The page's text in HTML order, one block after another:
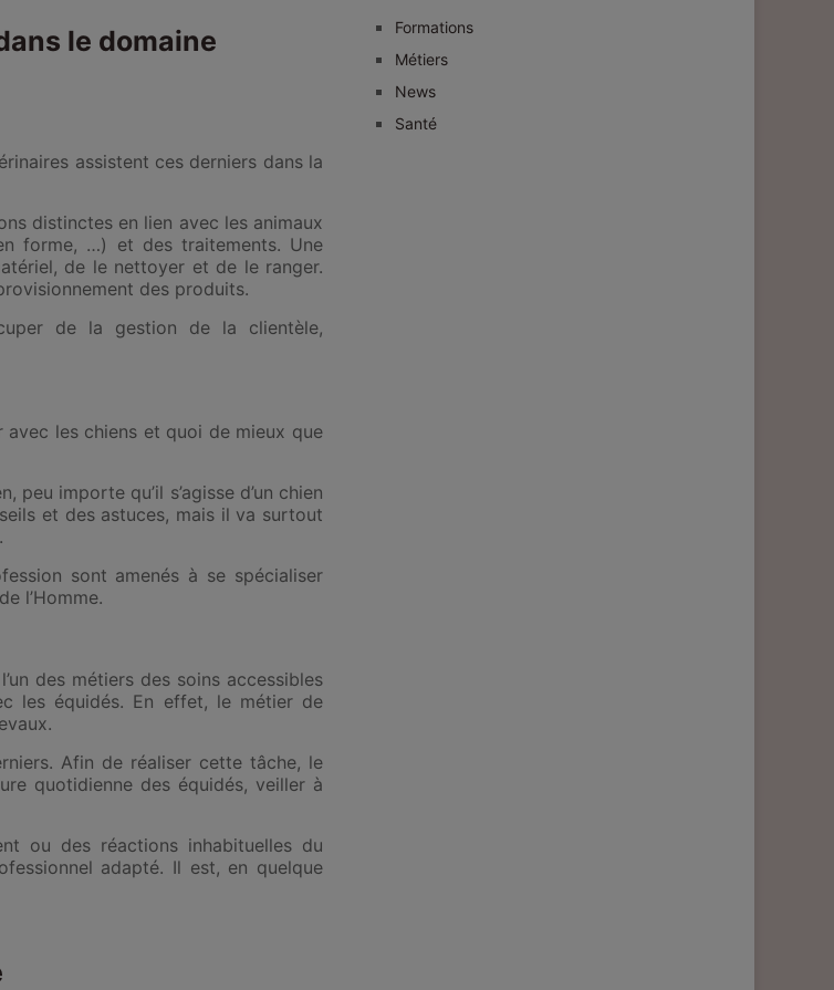
le domaine
assistent ces derniers dans la
distinctes en lien avec les animaux
forme, …) et des traitements. Une
de le nettoyer et de le ranger.
des produits.
de la gestion de la clientèle,
les chiens et quoi de mieux que
importe qu’il s’agisse d’un chien
et des astuces, mais il va surtout
sont amenés à se spécialiser
l’Homme.
des métiers des soins accessibles
les équidés. En effet, le métier de
Afin de réaliser cette tâche, le
quotidienne des équidés, veiller à
ou des réactions inhabituelles du
adapté. Il est, en quelque
Formations
Métiers
News
Santé